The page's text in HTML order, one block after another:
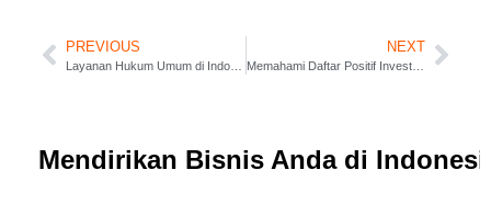
PREVIOUS NEXT
Memahami Daftar Positif Investasi: Kunci Strategis Masuk ke Pasar Indonesia
Mendirikan Bisnis Anda di